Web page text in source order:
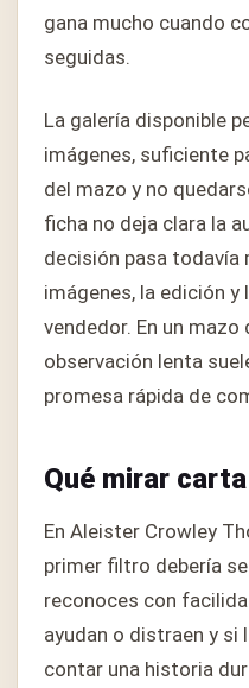
gana mucho cuando
seguidas.
La galería disponible
imágenes, suficiente
del mazo y no
ficha no deja clara la
decisión pasa todavía
imágenes, la edición
vendedor. En un mazo
observación lenta
promesa rápida de
Qué mirar
En Aleister Crowley
primer filtro debería
reconoces con
ayudan o distraen y si
contar una historia